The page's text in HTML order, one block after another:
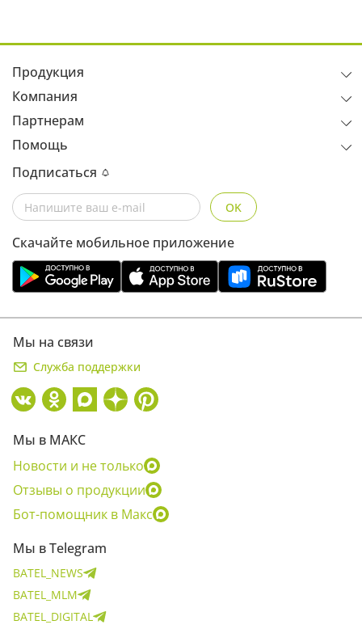
Компания
Партнерам
Продукция
Помощь
Подписаться
OK
Скачайте мобильное приложение
Мы на связи
Служба поддержки
Мы в МАКС
Новости и не только
Отзывы о продукции
Бот-помощник в Макс
Мы в Telegram
BATEL_NEWS
BATEL_MLM
BATEL_DIGITAL